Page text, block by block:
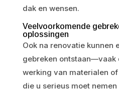
dak en wensen.
Veelvoorkomende
oplossingen
Ook na renovatie kunnen
gebreken ontstaan—vaak
werking van materialen
die u serieus moet